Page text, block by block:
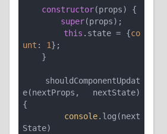
constructor(props) {
super(props);
this .state = {co
unt : 1};
e(nextProps, nextState)
{
console.log(next
State)